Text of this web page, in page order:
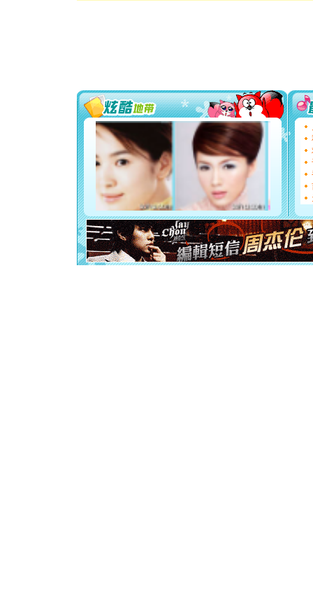
都要快乐
[圣诞节]
如意,快
[元旦]
看
断电。
你是我
[元旦]
如
起；二
离。水
[元旦]
当
泣，这
卖了。水
[春节]风
颜！冬去
道一声平
[春节]传